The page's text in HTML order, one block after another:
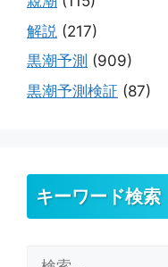
解説 (217)
黒潮予測 (909)
黒潮予測検証 (87)
キーワード検索